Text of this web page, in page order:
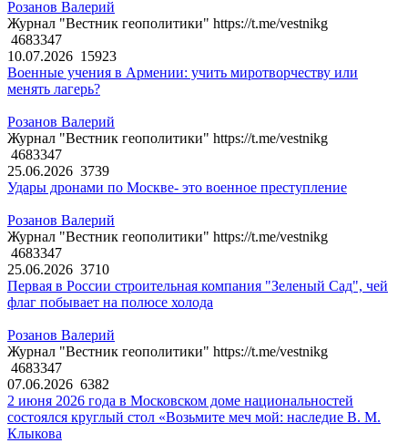
Розанов Валерий
Журнал "Вестник геополитики" https://t.me/vestnikg
4683347
10.07.2026 15923
Военные учения в Армении: учить миротворчеству или
менять лагерь?
Розанов Валерий
Журнал "Вестник геополитики" https://t.me/vestnikg
4683347
25.06.2026 3739
Удары дронами по Москве- это военное преступление
Розанов Валерий
Журнал "Вестник геополитики" https://t.me/vestnikg
4683347
25.06.2026 3710
Первая в России строительная компания "Зеленый Сад", чей
флаг побывает на полюсе холода
Розанов Валерий
Журнал "Вестник геополитики" https://t.me/vestnikg
4683347
07.06.2026 6382
2 июня 2026 года в Московском доме национальностей
состоялся круглый стол «Возьмите меч мой: наследие В. М.
Клыкова